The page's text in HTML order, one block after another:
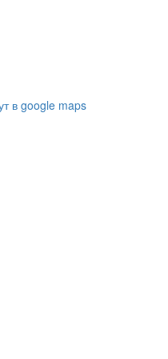
в google maps